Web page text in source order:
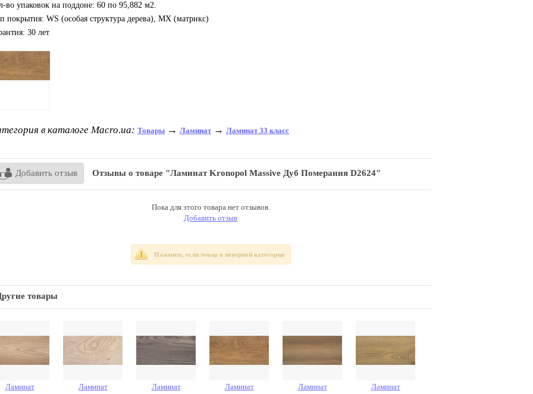
во упаковок на поддоне: 60 по 95,882 м2.
покрытия: WS (особая структура дерева), MX (матрикс)
30 лет
в каталоге Macro.ua: Товары → Ламинат→ Ламинат 33 класс
Добавить отзыв Отзывы о товаре "Ламинат Kronopol Massive Дуб Померания D2624"
Пока для этого товара нет отзывов.
Добавить отзыв
Нажмите, если товар в неверной категории
товары
Ламинат
Ламинат
Ламинат
Ламинат
Ламинат
Ламинат